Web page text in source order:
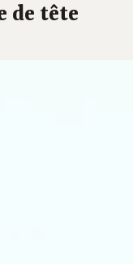
de tête